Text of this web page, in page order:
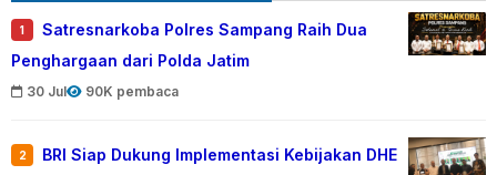
1
Satresnarkoba Polres Sampang Raih Dua
Penghargaan dari Polda Jatim
30 Jul 90K pembaca
2
BRI Siap Dukung Implementasi Kebijakan DHE